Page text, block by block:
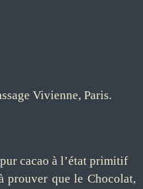
Vivienne, Paris.
cacao à l’état primitif
prouver que leChocolat,